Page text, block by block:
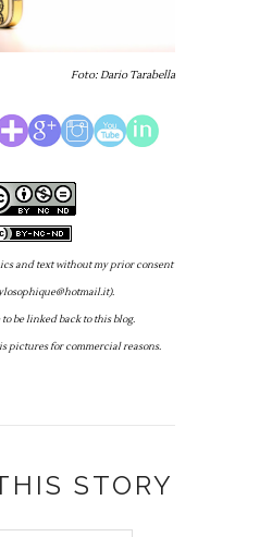
Foto: Dario Tarabella
and text without my prior consent
be linked back to this blog.
pictures for commercial reasons.
STORY